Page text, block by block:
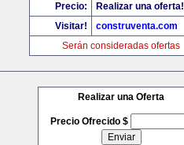
Precio:
Realizar una oferta!
Visitar!
construventa.com
Serán consideradas ofertas
Realizar una Oferta
Precio Ofrecido $